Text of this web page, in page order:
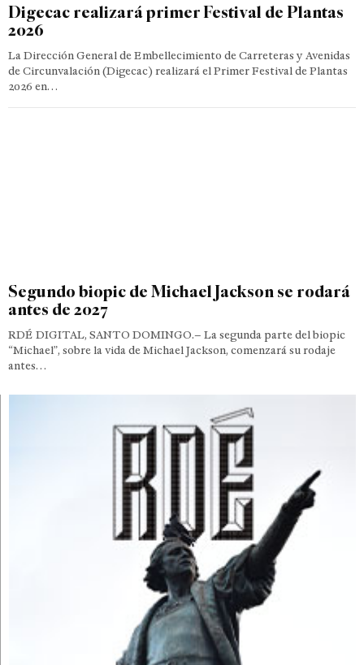
Digecac realizará primer Festival de Plantas
2026
La Dirección General de Embellecimiento de Carreteras y Avenidas
de Circunvalación (Digecac) realizará el Primer Festival de Plantas
2026 en…
Segundo biopic de Michael Jackson se rodará
antes de 2027
RDÉ DIGITAL, SANTO DOMINGO.– La segunda parte del biopic
“Michael”, sobre la vida de Michael Jackson, comenzará su rodaje
antes…